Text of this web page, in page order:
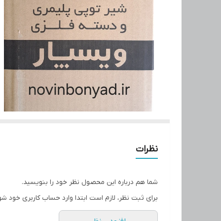
نظرات
شما هم درباره این محصول نظر خود را بنویسید.
برای ثبت نظر، لازم است ابتدا وارد حساب کاربری خود